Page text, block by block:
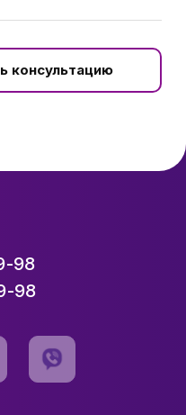
Получить консультацию
98
98